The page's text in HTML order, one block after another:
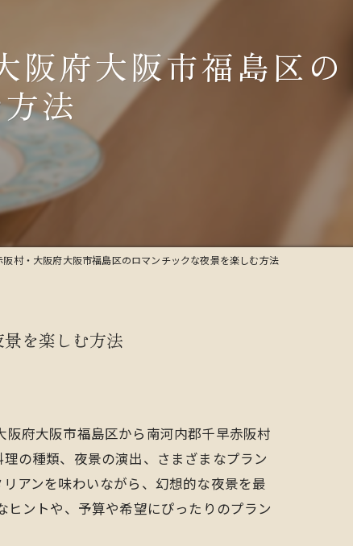
日本酒
阪府大阪市福島区の
法
村・大阪府大阪市福島区のロマンチックな夜景を楽しむ方法
を楽しむ方法
府大阪市福島区から南河内郡千早赤阪村
の種類、夜景の演出、さまざまなプラン
アンを味わいながら、幻想的な夜景を最
ントや、予算や希望にぴったりのプラン